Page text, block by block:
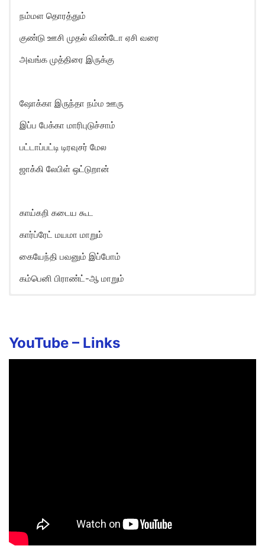
நம்மள தொரத்தும்
குண்டு ஊசி முதல் விண்டோ ஏசி வரை
அவங்க முத்திரை இருக்கு
ஷோக்கா இருந்தா நம்ம ஊரு
இப்ப பேக்கா மாரிபுடுச்சாம்
பட்டாப்பட்டி டிரவுசர் மேல
ஜாக்கி லேபிள் ஒட்டுறான்
காய்கறி கடைய கூட
கார்ப்ரேட் மயமா மாறும்
கையேந்தி பவனும் இப்போம்
கம்பெனி பிராண்ட்-ஆ மாறும்
Shokka iruntha namma ooru
Ippo Baekka Maripuduchaam
YouTube – Links